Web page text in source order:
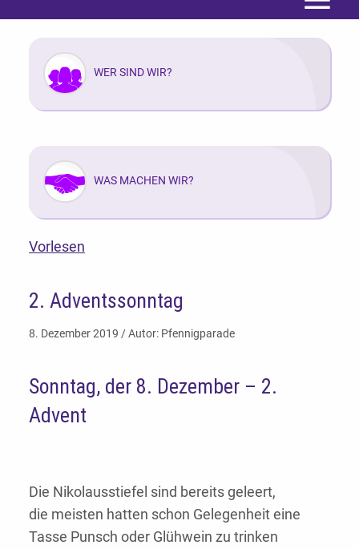
Menü
WER SIND WIR?
WAS MACHEN WIR?
Vorlesen
2. Adventssonntag
8. Dezember 2019 / Autor: Pfennigparade
Sonntag, der 8. Dezember – 2.
Advent
Die Nikolausstiefel sind bereits geleert,
die meisten hatten schon Gelegenheit eine
Tasse Punsch oder Glühwein zu trinken